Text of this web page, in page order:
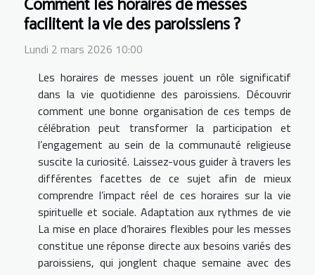
facilitent la vie des paroissiens ?
Lundi 2 mars 2026 10:00
Les horaires de messes jouent un rôle significatif
dans la vie quotidienne des paroissiens. Découvrir
comment une bonne organisation de ces temps de
célébration peut transformer la participation et
l’engagement au sein de la communauté religieuse
suscite la curiosité. Laissez-vous guider à travers les
différentes facettes de ce sujet afin de mieux
comprendre l’impact réel de ces horaires sur la vie
spirituelle et sociale. Adaptation aux rythmes de vie
La mise en place d’horaires flexibles pour les messes
constitue une réponse directe aux besoins variés des
paroissiens, qui jonglent chaque semaine avec des